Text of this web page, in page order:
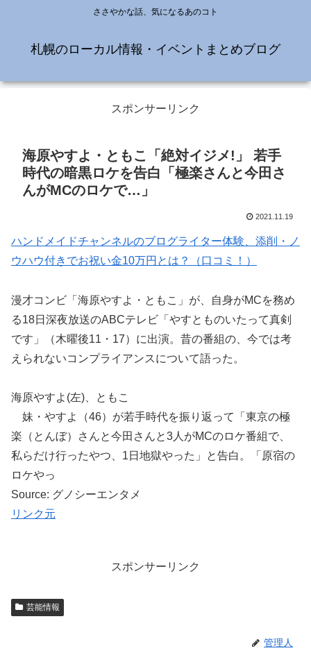
ささやかな話、気になるあのコト
札幌のローカル情報・イベントまとめブログ
スポンサーリンク
海原やすよ・ともこ「絶対イジメ!」 若手
時代の暗黒ロケを告白「極楽さんと今田さ
んがMCのロケで…」
2021.11.19
ハンドメイドチャンネルのブログライター体験、添削・ノ
ウハウ付きでお祝い金10万円とは？（口コミ！）
漫才コンビ「海原やすよ・ともこ」が、自身がMCを務め
る18日深夜放送のABCテレビ「やすとものいたって真剣
です」（木曜後11・17）に出演。昔の番組の、今では考
えられないコンプライアンスについて語った。
海原やすよ(左)、ともこ
妹・やすよ（46）が若手時代を振り返って「東京の極
楽（とんぼ）さんと今田さんと3人がMCのロケ番組で、
私らだけ行ったやつ、1日地獄やった」と告白。「原宿の
ロケやっ
Source: グノシーエンタメ
リンク元
スポンサーリンク
芸能情報
管理人